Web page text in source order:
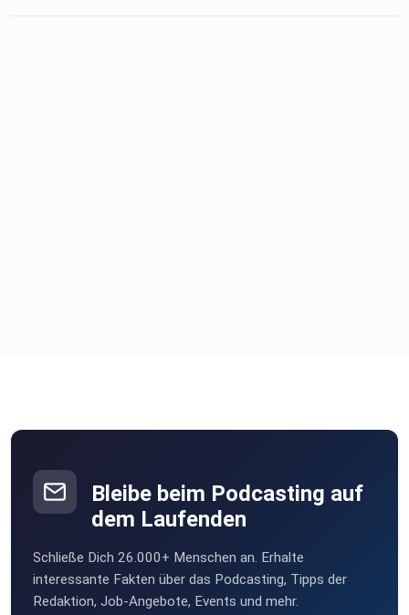
Bleibe beim Podcasting auf
dem Laufenden
Schließe Dich 26.000+ Menschen an. Erhalte
interessante Fakten über das Podcasting, Tipps der
Redaktion, Job-Angebote, Events und mehr.